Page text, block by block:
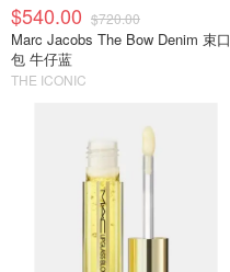
$540.00 $720.00
Marc Jacobs The Bow Denim 束口
包 牛仔蓝
THE ICONIC